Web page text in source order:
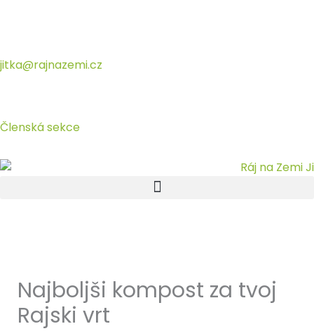
jitka@rajnazemi.cz
Členská sekce
Najboljši kompost za tvoj
Rajski vrt